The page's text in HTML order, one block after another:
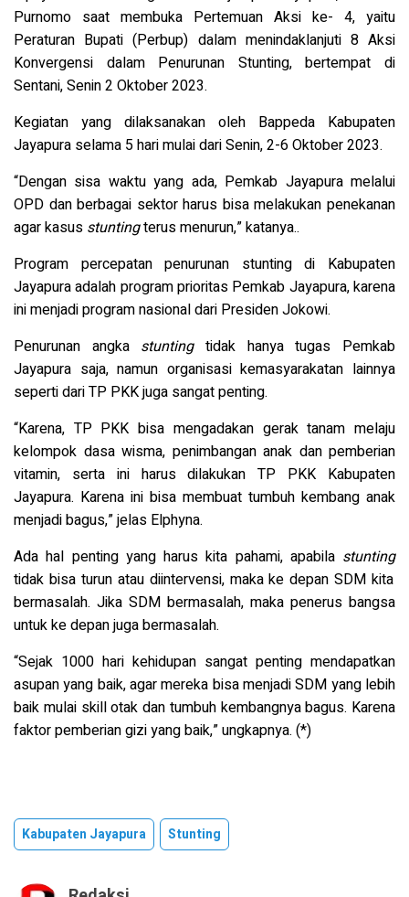
Purnomo saat membuka Pertemuan Aksi ke- 4, yaitu
Peraturan Bupati (Perbup) dalam menindaklanjuti 8 Aksi
Konvergensi dalam Penurunan Stunting, bertempat di
Sentani, Senin 2 Oktober 2023.
Kegiatan yang dilaksanakan oleh Bappeda Kabupaten
Jayapura selama 5 hari mulai dari Senin, 2-6 Oktober 2023.
“Dengan sisa waktu yang ada, Pemkab Jayapura melalui
OPD dan berbagai sektor harus bisa melakukan penekanan
agar kasus stuntingterus menurun,” katanya..
Program percepatan penurunan stunting di Kabupaten
Jayapura adalah program prioritas Pemkab Jayapura, karena
ini menjadi program nasional dari Presiden Jokowi.
Penurunan angka stuntingtidak hanya tugas Pemkab
Jayapura saja, namun organisasi kemasyarakatan lainnya
seperti dari TP PKK juga sangat penting.
“Karena, TP PKK bisa mengadakan gerak tanam melaju
kelompok dasa wisma, penimbangan anak dan pemberian
vitamin, serta ini harus dilakukan TP PKK Kabupaten
Jayapura. Karena ini bisa membuat tumbuh kembang anak
menjadi bagus,” jelas Elphyna.
Ada hal penting yang harus kita pahami, apabila stunting
tidak bisa turun atau diintervensi, maka ke depan SDM kita
bermasalah. Jika SDM bermasalah, maka penerus bangsa
untuk ke depan juga bermasalah.
“Sejak 1000 hari kehidupan sangat penting mendapatkan
asupan yang baik, agar mereka bisa menjadi SDM yang lebih
baik mulai skill otak dan tumbuh kembangnya bagus. Karena
faktor pemberian gizi yang baik,” ungkapnya. (*)
Kabupaten Jayapura Stunting